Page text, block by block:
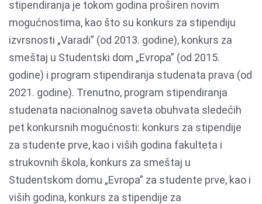
stipendiranja je tokom godina proširen novim
mogućnostima, kao što su konkurs za stipendiju
izvrsnosti „Varadi” (od 2013. godine), konkurs za
smeštaj u Studentski dom „Evropa” (od 2015.
godine) i program stipendiranja studenata prava (od
2021. godine). Trenutno, program stipendiranja
studenata nacionalnog saveta obuhvata sledećih
pet konkursnih mogućnosti: konkurs za stipendije
za studente prve, kao i viših godina fakulteta i
strukovnih škola, konkurs za smeštaj u
Studentskom domu „Evropa” za studente prve, kao i
viših godina, konkurs za stipendije za